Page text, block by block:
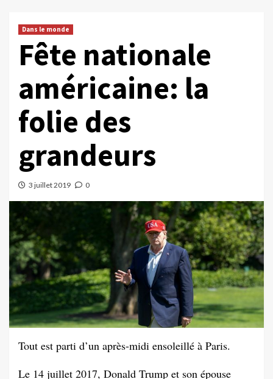
Dans le monde
Fête nationale
américaine: la
folie des
grandeurs
3 juillet 2019 0
Tout est parti d’un après-midi ensoleillé à Paris.
Le 14 juillet 2017, Donald Trump et son épouse